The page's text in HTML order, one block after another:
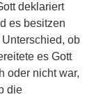
deklariert
es besitzen
ob
es Gott
oder nicht war,
die